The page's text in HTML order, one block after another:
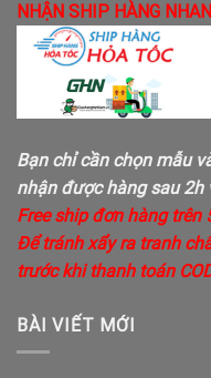
NHẬN SHIP HÀNG
Bạn chỉ cần chọn mẫu
nhận được hàng sau 2h
Free ship đơn hàng trên
Để tránh xẩy ra tranh
trước khi thanh toán
BÀI VIẾT MỚI